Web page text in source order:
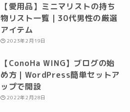
【愛用品】ミニマリストの持ち
物リスト一覧｜30代男性の厳選
アイテム
2023年2月19日
【ConoHa WING】ブログの始
め方｜WordPress簡単セットア
ップで開設
2022年2月28日